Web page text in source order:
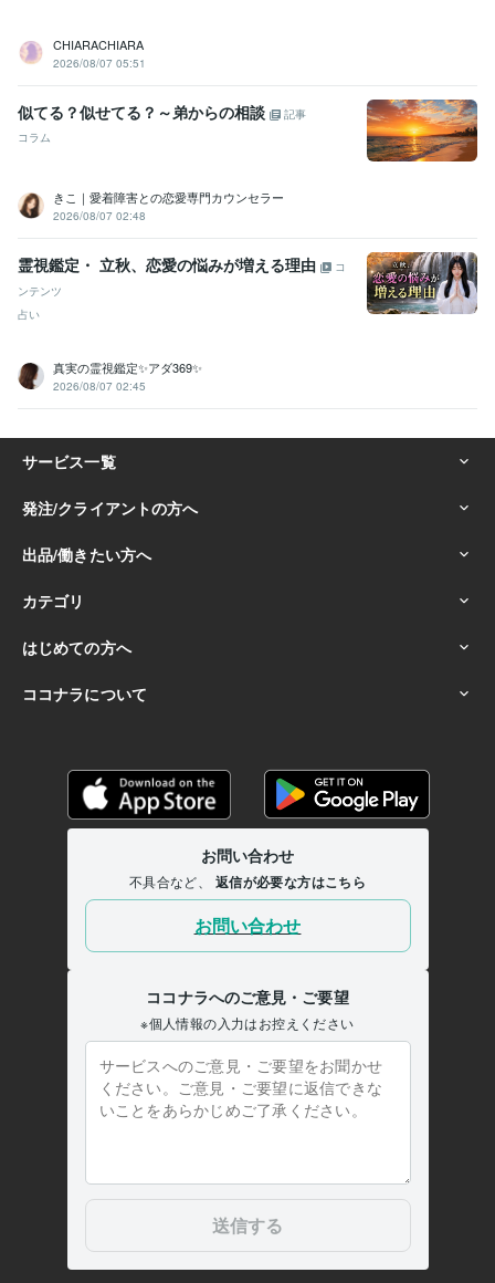
CHIARACHIARA
2026/08/07 05:51
似てる？似せてる？～弟からの相談
記事
コラム
きこ｜愛着障害との恋愛専門カウンセラー
2026/08/07 02:48
霊視鑑定・ 立秋、恋愛の悩みが増える理由
コ
ンテンツ
占い
真実の霊視鑑定✨アダ369✨
2026/08/07 02:45